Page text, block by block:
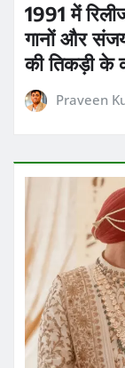
1991 में
गानों और संजय
की तिकड़ी के
Praveen